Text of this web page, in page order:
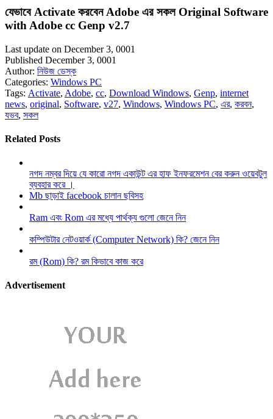
যেভাবে Activate করবেন Adobe এর সকল Original Software
with Adobe cc Genp v2.7
Last update on December 3, 0001
Published December 3, 0001
Author: নিউজ ডেস্ক
Categories: Windows PC
Tags: Activate, Adobe, cc, Download Windows, Genp, internet
news, original, Software, v27, Windows, Windows PC, এর, করবন,
যভব, সকল
Related Posts
নগদ নম্বর দিয়ে যে কারো নগদ একাউন্ট এর হাফ ইনফরমেশন বের করুন ওয়েবটুল
ব্যবহার করে ।
Mb ছাড়াই facebook চালান ছবিসহ
Ram এবং Rom এর মধ্যে পার্থক্য গুলো জেনে নিন
কম্পিউটার নেটওয়ার্ক (Computer Network) কি? জেনে নিন
রম (Rom) কি? রম কিভাবে কাজ করে
Advertisement